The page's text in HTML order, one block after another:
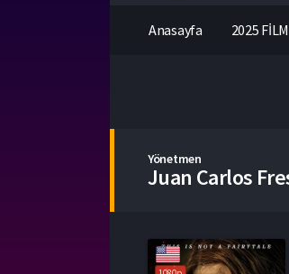
Anasayfa 2025
Yönetmen
Juan Carlos